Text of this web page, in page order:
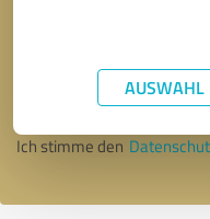
AUSWAHL
Ich stimme den